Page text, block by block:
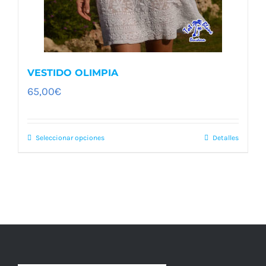
de
producto
VESTIDO OLIMPIA
65,00€
Seleccionar opcionesEste
Detalles